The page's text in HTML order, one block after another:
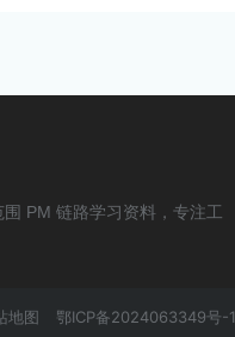
PM 链路学习资料，专注工
地图 鄂ICP备2024063349号-1